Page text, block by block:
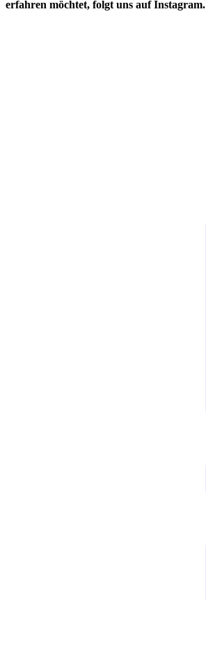
erfahren möchtet, folgt uns auf Instagram.